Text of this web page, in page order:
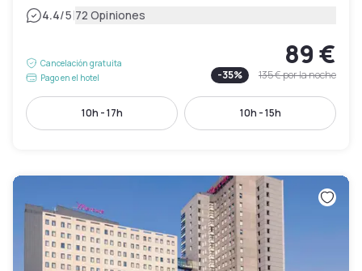
4.4/5|72 Opiniones
Cancelación gratuita
Pago en el hotel
89 €
-35% 135 €por la noche
10h - 17h 10h - 15h